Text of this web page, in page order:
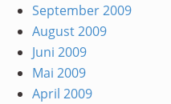
September 2009
August 2009
Juni 2009
Mai 2009
April 2009